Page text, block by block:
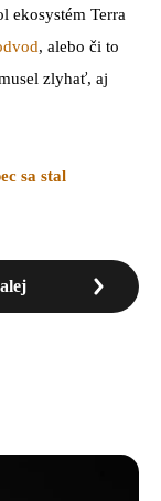
ekosystém Terra
, alebo či to
zlyhať, aj
sa stal